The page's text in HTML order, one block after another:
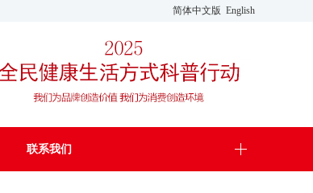
简体中文版 English
联系我们